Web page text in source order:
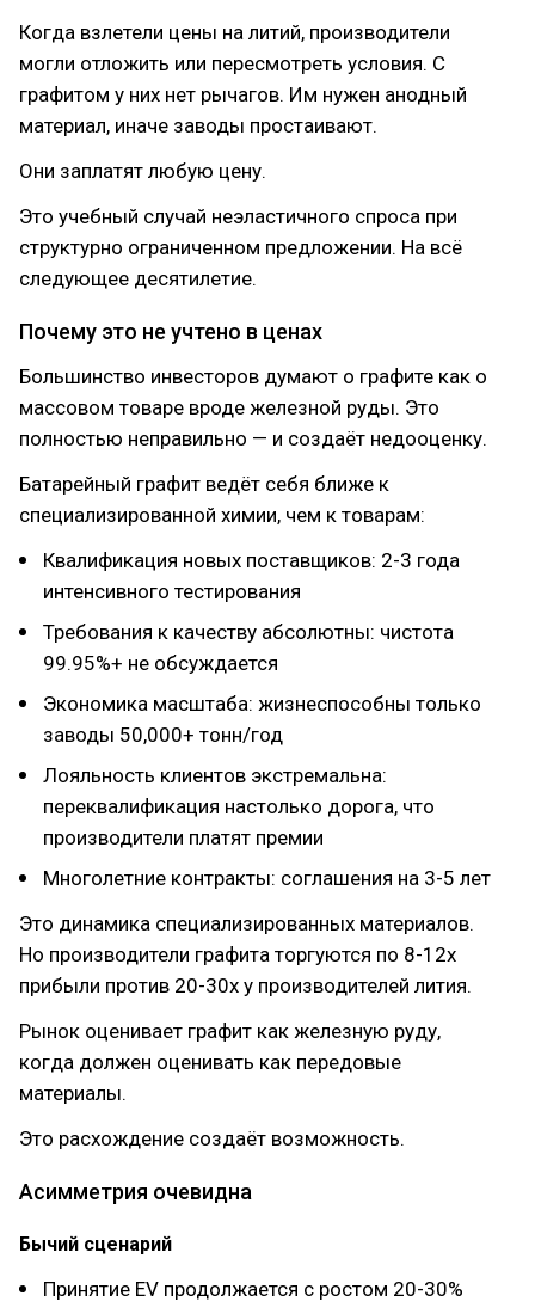
Когда взлетели цены на литий, производители
могли отложить или пересмотреть условия. С
графитом у них нет рычагов. Им нужен анодный
материал, иначе заводы простаивают.
Они заплатят любую цену.
Это учебный случай неэластичного спроса при
структурно ограниченном предложении. На всё
следующее десятилетие.
Почему это не учтено в ценах
Большинство инвесторов думают о графите как о
массовом товаре вроде железной руды. Это
полностью неправильно — и создаёт недооценку.
Батарейный графит ведёт себя ближе к
специализированной химии, чем к товарам:
Квалификация новых поставщиков: 2-3 года
интенсивного тестирования
Требования к качеству абсолютны: чистота
99.95%+ не обсуждается
Экономика масштаба: жизнеспособны только
заводы 50,000+ тонн/год
Лояльность клиентов экстремальна:
переквалификация настолько дорога, что
производители платят премии
Многолетние контракты: соглашения на 3-5 лет
Это динамика специализированных материалов.
Но производители графита торгуются по 8-12x
прибыли против 20-30x у производителей лития.
Рынок оценивает графит как железную руду,
когда должен оценивать как передовые
материалы.
Это расхождение создаёт возможность.
Асимметрия очевидна
Бычий сценарий
Принятие EV продолжается с ростом 20-30%